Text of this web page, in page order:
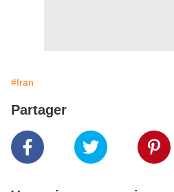
#Iran
Partager